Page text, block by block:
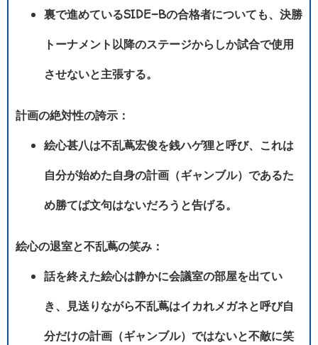
裏で進めているSIDE-Bの合格者についても、決勝
トーナメント以降のステージからしか試合で使用
させないと主張する。
計画の絶対性の誇示：
絵心甚八は不乱蔦宏俊を銭ハゲ狸と呼び、これは
自分が始めた自身の計画（ギャンブル）であるた
め勝てば文句はないだろうと告げる。
絵心の退室と不乱蔦の笑み：
話を終えた絵心は静かに会議室の部屋を出てい
き、見送りながら不乱蔦はイカれメガネと呼び自
分だけの計画（ギャンブル）ではないと不敵に笑